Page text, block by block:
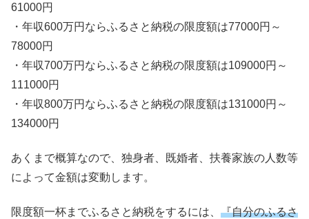
61000円
・年収600万円ならふるさと納税の限度額は77000円～
78000円
・年収700万円ならふるさと納税の限度額は109000円～
111000円
・年収800万円ならふるさと納税の限度額は131000円～
134000円
あくまで概算なので、独身者、既婚者、扶養家族の人数等
によって金額は変動します。
限度額一杯までふるさと納税をするには、 『自分のふるさ